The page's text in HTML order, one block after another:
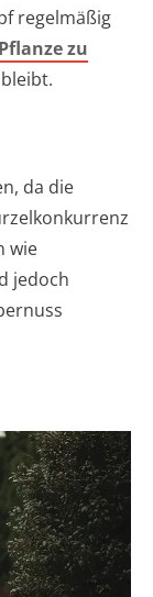
regelmäßig
zu
da die
wie
jedoch